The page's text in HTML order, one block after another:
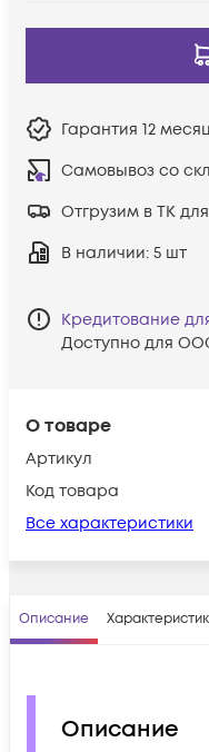
О товаре
Артикул
Код товара
Все характеристики
Гарантия 12
Самовывоз со
Отгрузим в ТК
В наличии: 5 шт
Кредитование
Доступно для
Описание
Описание